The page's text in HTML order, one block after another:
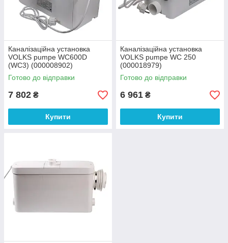
Каналізаційна установка
VOLKS pumpe WC600D
(WC3) (000008902)
Готово до відправки
7 802 ₴
Купити
Каналізаційна установка
VOLKS pumpe WC 250
(000018979)
Готово до відправки
6 961 ₴
Купити